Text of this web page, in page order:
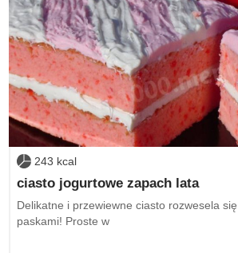
243 kcal
ciasto jogurtowe zapach lata
Delikatne i przewiewne ciasto rozwesela
paskami! Proste w